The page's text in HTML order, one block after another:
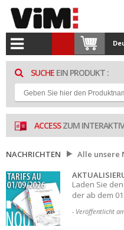
SUCHE EIN PRODUKT :
ACCESSZUM
NACHRICHTEN
Alle unsere
Laden Sie
der ab dem
- Veröffentlicht